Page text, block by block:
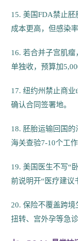
15. 美国FDA禁止
成本更高，但感染率
16. 若合并子宫肌
单独收，预算加
17. 纽约州禁止商
确认合同签署地。
18. 胚胎运输回国的
海关查验7-10个工作
19. 美国医生不写“
前说明开“医疗建议
20. 保险不覆盖跨
扭转、宫外孕等急